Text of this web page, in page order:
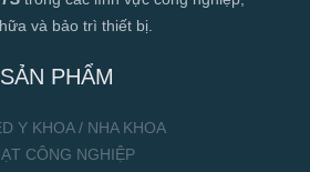
và bảo trì thiết bị.
SẢN PHẨM
Y KHOA / NHA KHOA
CÔNG NGHIỆP